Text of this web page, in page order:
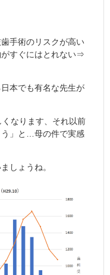
手術のリスクが高い
すぐにはとれない⇒
本でも有名な先生が
くなります、それ以前
う」と…母の件で実感
しょうね。